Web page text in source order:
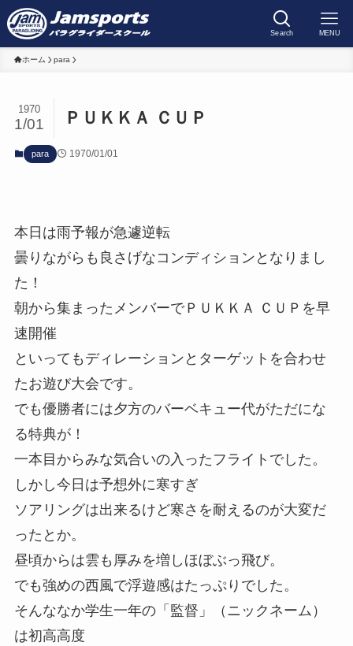
Search MENU
ホーム para
ＰＵＫＫＡ ＣＵＰ
1970
1/01
para 1970/01/01
本日は雨予報が急遽逆転
曇りながらも良さげなコンディションとなりまし
た！
朝から集まったメンバーでＰＵＫＫＡ ＣＵＰを早
速開催
といってもディレーションとターゲットを合わせ
たお遊び大会です。
でも優勝者には夕方のバーベキュー代がただにな
る特典が！
一本目からみな気合いの入ったフライトでした。
しかし今日は予想外に寒すぎ
ソアリングは出来るけど寒さを耐えるのが大変だ
ったとか。
昼頃からは雲も厚みを増しほぼぶっ飛び。
でも強めの西風で浮遊感はたっぷりでした。
そんななか学生一年の「監督」（ニックネーム）
は初高高度